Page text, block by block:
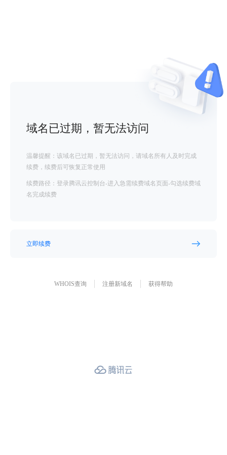
域名已过期，暂无法访问
温馨提醒：该域名已过期，暂无法访问，请域名所有人及时完成
续费，续费后可恢复正常使用
续费路径：登录腾讯云控制台-进入急需续费域名页面-勾选续费域
名完成续费
立即续费
WHOIS查询 注册新域名 获得帮助